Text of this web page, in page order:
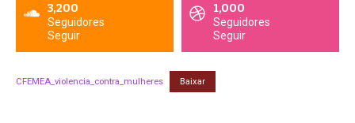
3,200
Seguidores
Seguir
1,000
Seguidores
Seguir
CFEMEA_violencia_contra_mulheres Baixar